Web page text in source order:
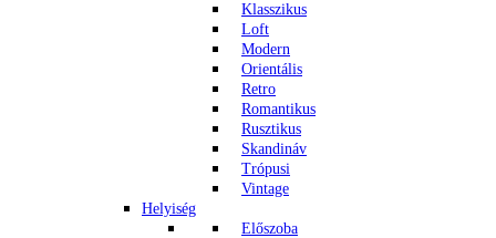
Klasszikus
Loft
Modern
Orientális
Retro
Romantikus
Rusztikus
Skandináv
Trópusi
Vintage
Helyiség
Előszoba